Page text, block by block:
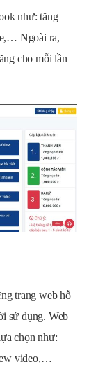
như: tăng
Ngoài ra,
cho mỗi lần
trang web hỗ
sử dụng. Web
chọn như:
video,…